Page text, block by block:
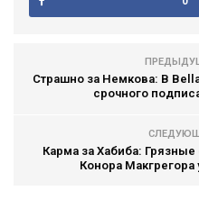
Страшно за Немкова: В
срочного
Карма за Хабиба:
Конора Макгрегора